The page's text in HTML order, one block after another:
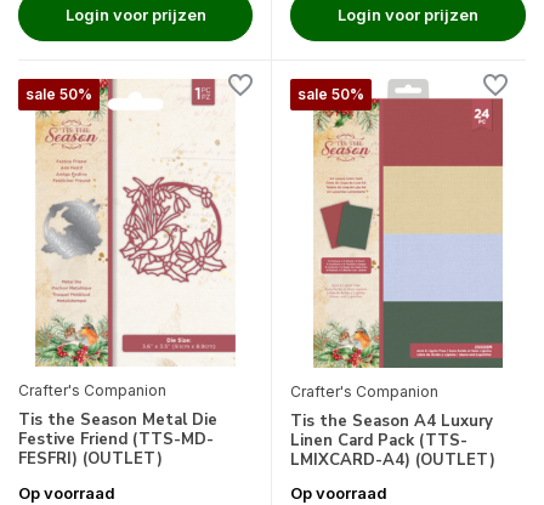
Login voor prijzen Login voor prijzen
sale 50%
Crafter's Companion
Tis the Season Metal Die
Festive Friend (TTS-MD-
FESFRI) (OUTLET)
Op voorraad
sale 50%
Crafter's Companion
Tis the Season A4 Luxury
Linen Card Pack (TTS-
LMIXCARD-A4) (OUTLET)
Op voorraad